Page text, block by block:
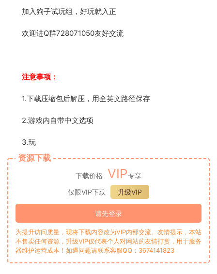
加入狗子试玩组，好玩就入正
欢迎进Q群728071050友好交流
注意事项：
1.下载压缩包后解压，用全英文路径保存
2.游戏内自带中文选项
3.玩
资源下载
下载价格 VIP专享
仅限VIP下载
升级VIP
请先登录
为提升访问质量，现将下载内容改为VIP内部交流。友情提示，本站
不售卖任何资源，升级VIP仅代表个人对网站的友情打赏，用于服务
器维护运营成本！如遇问题请联系客服QQ：3674141823